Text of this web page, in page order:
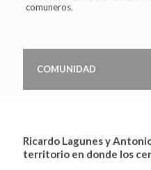
comuneros.
COMUNIDAD
Ricardo Lagunes y
territorio en donde los